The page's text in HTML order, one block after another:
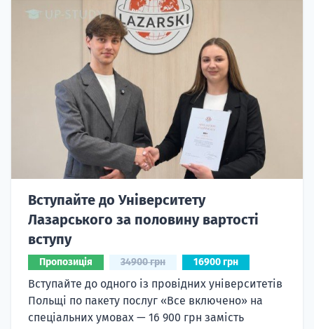
Лазарського за половину вартості
вступу
Пропозиція
Вступайте до одного із провідних університетів
Польщі по пакету послуг «Все включено» на
спеціальних умовах — 16 900 грн замість
стандартних 34 900 грн.